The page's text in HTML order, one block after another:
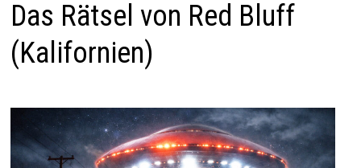
Das Rätsel von Red Bluff
(Kalifornien)